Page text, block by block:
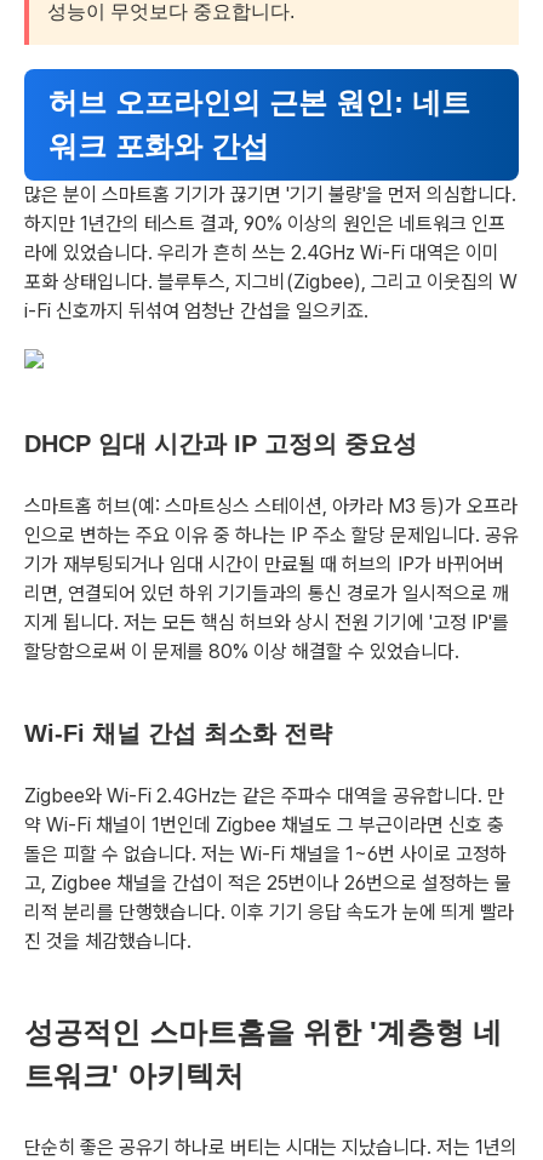
성능이 무엇보다 중요합니다.
허브 오프라인의 근본 원인: 네트
워크 포화와 간섭
많은 분이 스마트홈 기기가 끊기면 '기기 불량'을 먼저 의심합니다.
하지만 1년간의 테스트 결과, 90% 이상의 원인은 네트워크 인프
라에 있었습니다. 우리가 흔히 쓰는 2.4GHz Wi-Fi 대역은 이미
포화 상태입니다. 블루투스, 지그비(Zigbee), 그리고 이웃집의 W
i-Fi 신호까지 뒤섞여 엄청난 간섭을 일으키죠.
DHCP 임대 시간과 IP 고정의 중요성
스마트홈 허브(예: 스마트싱스 스테이션, 아카라 M3 등)가 오프라
인으로 변하는 주요 이유 중 하나는 IP 주소 할당 문제입니다. 공유
기가 재부팅되거나 임대 시간이 만료될 때 허브의 IP가 바뀌어버
리면, 연결되어 있던 하위 기기들과의 통신 경로가 일시적으로 깨
지게 됩니다. 저는 모든 핵심 허브와 상시 전원 기기에 '고정 IP'를
할당함으로써 이 문제를 80% 이상 해결할 수 있었습니다.
Wi-Fi 채널 간섭 최소화 전략
Zigbee와 Wi-Fi 2.4GHz는 같은 주파수 대역을 공유합니다. 만
약 Wi-Fi 채널이 1번인데 Zigbee 채널도 그 부근이라면 신호 충
돌은 피할 수 없습니다. 저는 Wi-Fi 채널을 1~6번 사이로 고정하
고, Zigbee 채널을 간섭이 적은 25번이나 26번으로 설정하는 물
리적 분리를 단행했습니다. 이후 기기 응답 속도가 눈에 띄게 빨라
진 것을 체감했습니다.
성공적인 스마트홈을 위한 '계층형 네
트워크' 아키텍처
단순히 좋은 공유기 하나로 버티는 시대는 지났습니다. 저는 1년의